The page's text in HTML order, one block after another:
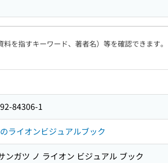
を指すキーワード、著者名）等を確認できます。
84306-1
ライオンビジュアルブック
ンガツ ノ ライオン ビジュアル ブック